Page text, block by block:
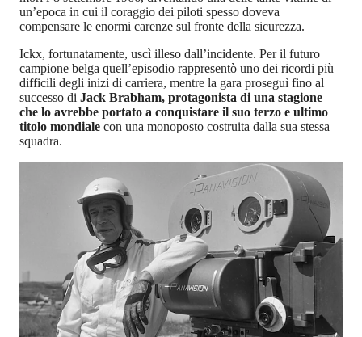
un’epoca in cui il coraggio dei piloti spesso doveva
compensare le enormi carenze sul fronte della sicurezza.
Ickx, fortunatamente, uscì illeso dall’incidente. Per il futuro
campione belga quell’episodio rappresentò uno dei ricordi più
difficili degli inizi di carriera, mentre la gara proseguì fino al
successo di Jack Brabham, protagonista di una stagione
che lo avrebbe portato a conquistare il suo terzo e ultimo
titolo mondiale con una monoposto costruita dalla sua stessa
squadra.